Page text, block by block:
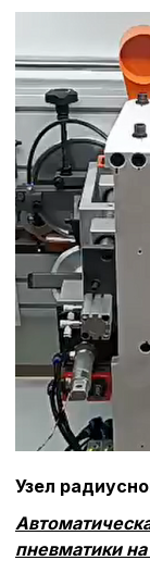
Узел
пневматики